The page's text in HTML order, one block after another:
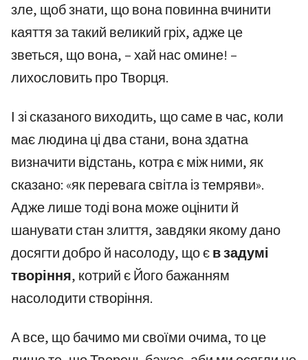
зле, щоб знати, що вона повинна вчинити
каяття за такий великий гріх, адже це
зветься, що вона, – хай нас омине! –
лихословить про Творця.
І зі сказаного виходить, що саме в час, коли
має людина ці два стани, вона здатна
визначити відстань, котра є між ними, як
сказано: «як перевага світла із темряви».
Адже лише тоді вона може оцінити й
шанувати стан злиття, завдяки якому дано
досягти добро й насолоду, що єв задумі
творіння, котрий є Його бажанням
насолодити створіння.
А все, що бачимо ми своїми очима, то це